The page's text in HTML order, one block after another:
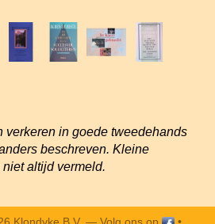
verkeren in goede tweedehands
beschreven. Kleine
altijd vermeld.